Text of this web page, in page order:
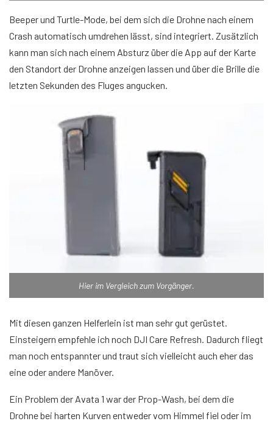
Beeper und Turtle-Mode, bei dem sich die Drohne nach einem
Crash automatisch umdrehen lässt, sind integriert. Zusätzlich
kann man sich nach einem Absturz über die App auf der Karte
den Standort der Drohne anzeigen lassen und über die Brille die
letzten Sekunden des Fluges angucken.
Hier im Vergleich zum Vorgänger.
Mit diesen ganzen Helferlein ist man sehr gut gerüstet.
Einsteigern empfehle ich noch DJI Care Refresh. Dadurch fliegt
man noch entspannter und traut sich vielleicht auch eher das
eine oder andere Manöver.
Ein Problem der Avata 1 war der Prop-Wash, bei dem die
Drohne bei harten Kurven entweder vom Himmel fiel oder im